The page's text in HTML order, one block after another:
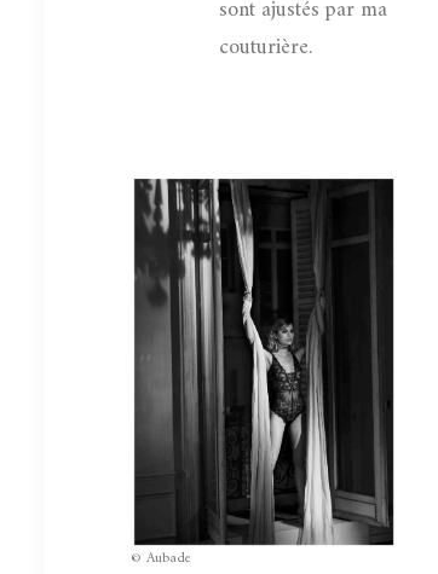
sont ajustés par ma
couturière.
© Aubade